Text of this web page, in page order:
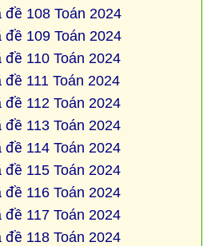
đề 108 Toán 2024
đề 109 Toán 2024
đề 110 Toán 2024
đề 111 Toán 2024
đề 112 Toán 2024
đề 113 Toán 2024
đề 114 Toán 2024
đề 115 Toán 2024
đề 116 Toán 2024
đề 117 Toán 2024
đề 118 Toán 2024